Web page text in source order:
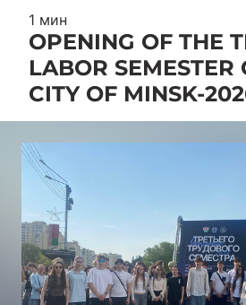
1 мин
OPENING OF THE
LABOR SEMESTER
CITY OF MINSK-